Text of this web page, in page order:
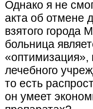
Однако я не
акта об отмене
взятого города
больница
«оптимизация»,
лечебного
то есть
он умеет